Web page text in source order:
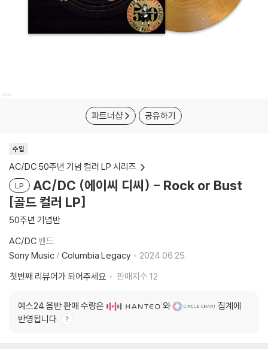
파트너샵 공유하기
수입
AC/DC 50주년 기념 컬러 LP 시리즈
LP
AC/DC (에이씨 디씨) - Rock or Bust
[골드 컬러 LP]
50주년 기념반
AC/DC 밴드
Sony Music / Columbia Legacy
2024.06.25.
첫번째 리뷰어가 되어주세요
판매지수 12
예스24 음반 판매 수량은 와
집계에
반영됩니다.